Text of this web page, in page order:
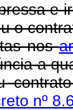
e
o
nos
a
nº